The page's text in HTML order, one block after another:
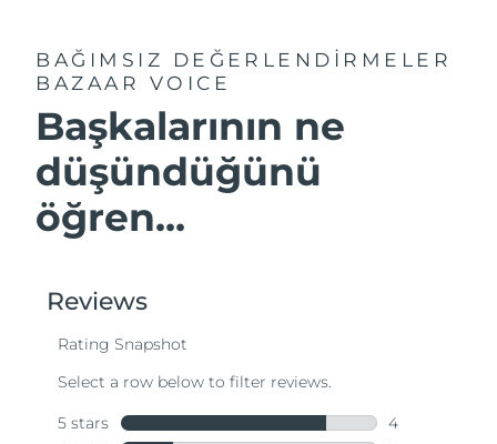
BAĞIMSIZ DEĞERLENDİRMELER
BAZAAR VOICE
Başkalarının ne
düşündüğünü
öğren...